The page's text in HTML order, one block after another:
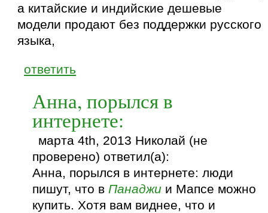
а китайские и индийские дешевые
модели продают без поддержки русского
языка,
ответить
Анна, порылся в
интернете:
марта 4th, 2013 Николай (не
проверено) ответил(а):
Анна, порылся в интернете: люди
пишут, что вПанаджи и Мапсе можно
купить. Хотя вам виднее, что и